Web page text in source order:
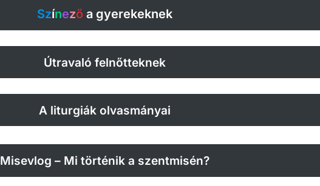
Színező a gyerekeknek
Útravaló felnőtteknek
A liturgiák olvasmányai
Misevlog – Mi történik a szentmisén?